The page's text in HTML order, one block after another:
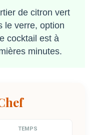
de citron vert
le verre, option
cocktail est à
minutes.
TEMPS